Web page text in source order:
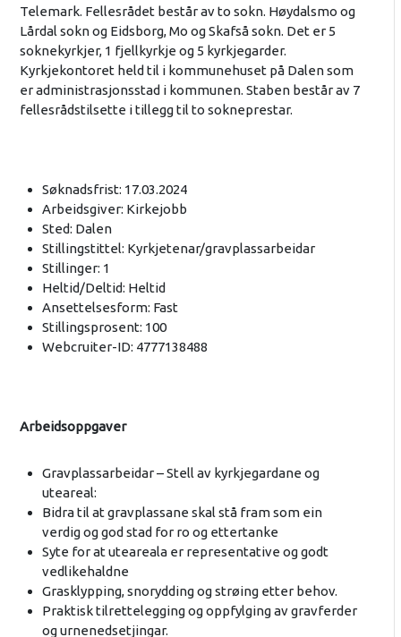
Telemark. Fellesrådet består av to sokn. Høydalsmo og
Lårdal sokn og Eidsborg, Mo og Skafså sokn. Det er 5
soknekyrkjer, 1 fjellkyrkje og 5 kyrkjegarder.
Kyrkjekontoret held til i kommunehuset på Dalen som
er administrasjonsstad i kommunen. Staben består av 7
fellesrådstilsette i tillegg til to sokneprestar.
Søknadsfrist: 17.03.2024
Arbeidsgiver: Kirkejobb
Sted: Dalen
Stillingstittel: Kyrkjetenar/gravplassarbeidar
Stillinger: 1
Heltid/Deltid: Heltid
Ansettelsesform: Fast
Stillingsprosent: 100
Webcruiter-ID: 4777138488
Arbeidsoppgaver
Gravplassarbeidar – Stell av kyrkjegardane og
uteareal:
Bidra til at gravplassane skal stå fram som ein
verdig og god stad for ro og ettertanke
Syte for at uteareala er representative og godt
vedlikehaldne
Grasklypping, snorydding og strøing etter behov.
Praktisk tilrettelegging og oppfylging av gravferder
og urnenedsetjingar.